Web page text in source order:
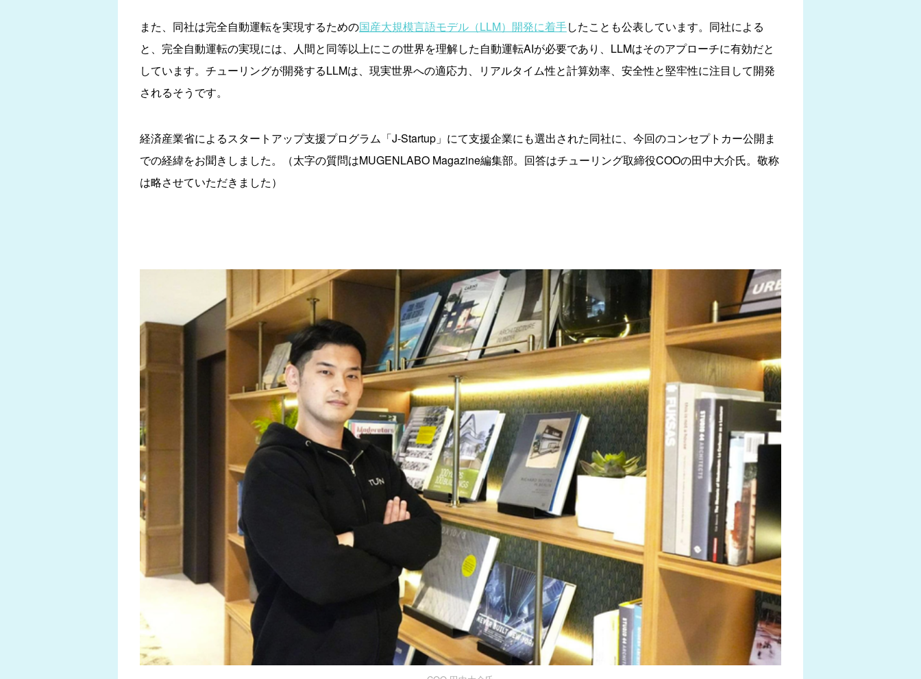
また、同社は完全自動運転を実現するための国産大規模言語モデル（LLM）開発に着手したことも公表しています。同社による
と、完全自動運転の実現には、人間と同等以上にこの世界を理解した自動運転AIが必要であり、LLMはそのアプローチに有効だと
しています。チューリングが開発するLLMは、現実世界への適応力、リアルタイム性と計算効率、安全性と堅牢性に注目して開発
されるそうです。
経済産業省によるスタートアップ支援プログラム「J-Startup」にて支援企業にも選出された同社に、今回のコンセプトカー公開ま
での経緯をお聞きしました。（太字の質問はMUGENLABO Magazine編集部。回答はチューリング取締役COOの田中大介氏。敬称
は略させていただきました）